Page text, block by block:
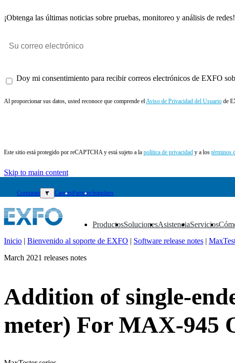
¡Obtenga las últimas noticias sobre pruebas, monitoreo y análisis de redes!
Doy mi consentimiento para recibir correos electrónicos de EXFO
Al proporcionar sus datos, usted reconoce que comprende elAviso de Privacidad del Usuario de
Este sitio está protegido por reCAPTCHA y está sujeto a la política de privacidad y a los términos
Skip to main content
Corporate ▼ CareersPartnersSuppliers
Productos
▼ Soluciones
▼ Asistencia
▼ Servicios
▼ ▼
Asistencia
Servicios
comprar
RegisterLogin
Inicio | Bienvenido al soporte de EXFO | Software release notes |
March 2021 releases notes
Addition of single-
meter) For MAX-945